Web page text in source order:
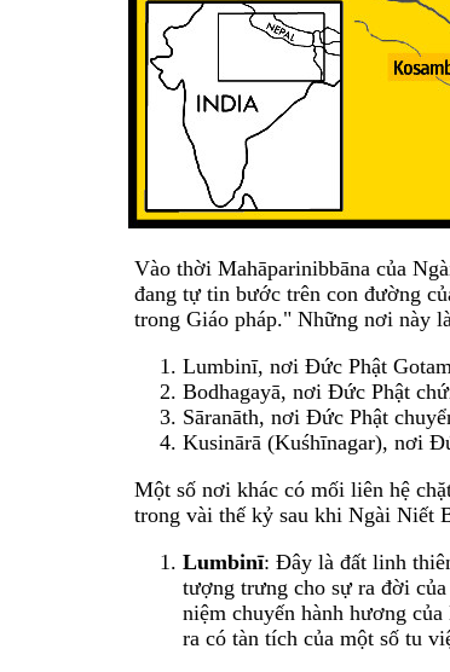
Vào thời Mahāparinibbāna của
đang tự tin bước trên con đường
trong Giáo pháp." Những nơi này
Lumbinī, nơi Đức Phật
Bodhagayā, nơi Đức Phật
Sāranāth, nơi Đức Phật
Kusinārā (Kuśhīnagar), nơi
Một số nơi khác có mối liên hệ
trong vài thế kỷ sau khi Ngài Niết
Lumbinī: Đây là đất linh
tượng trưng cho sự ra đời
niệm chuyến hành hương
ra có tàn tích của một số tu